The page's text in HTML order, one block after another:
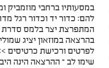
במסעותיו ברחבי מוזמביק
להם: כדור יד וכדור רגל
המתפרצת יצר בלמס סדרת
בהרצאה במוזאון יציג
לפרטים ורכישת כרטיסים
שימו לב – ההרצאה הינה